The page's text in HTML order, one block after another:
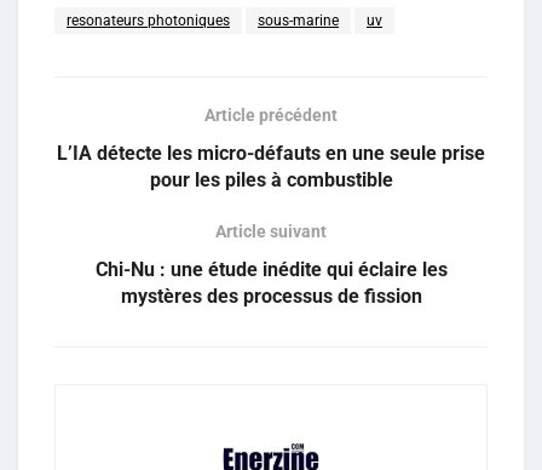
resonateurs photoniques sous-marine uv
Article précédent
L’IA détecte les micro-défauts en une seule prise
pour les piles à combustible
Article suivant
Chi-Nu : une étude inédite qui éclaire les
mystères des processus de fission